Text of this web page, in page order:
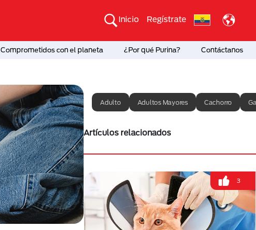
Inicio Regístrate
Comprometidos con el planeta ¿Por qué Purina? Contáctanos
Adulto Adultos Mayores Cachorro
Artículos relacionados
3